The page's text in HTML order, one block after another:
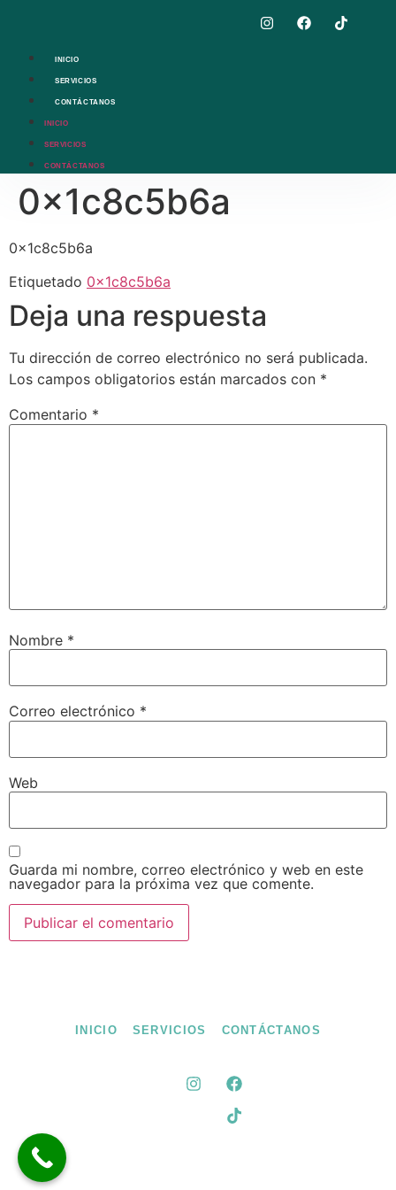
INICIO
SERVICIOS
CONTÁCTANOS
INICIO
SERVICIOS
CONTÁCTANOS
0x1c8c5b6a
0x1c8c5b6a
Etiquetado 0x1c8c5b6a
Deja una respuesta
Tu dirección de correo electrónico no será publicada.
Los campos obligatorios están marcados con *
Comentario *
Nombre *
Correo electrónico *
Web
Guarda mi nombre, correo electrónico y web en este
navegador para la próxima vez que comente.
INICIO SERVICIOS CONTÁCTANOS